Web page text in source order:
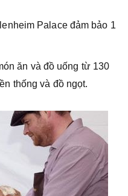
Palace đảm bảo 1
ăn và đồ uống từ 130
thống và đồ ngọt.